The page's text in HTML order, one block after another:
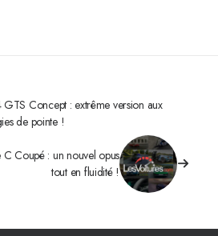
Concept : extrême version aux
de pointe !
C Coupé : un nouvel opus
tout en fluidité !